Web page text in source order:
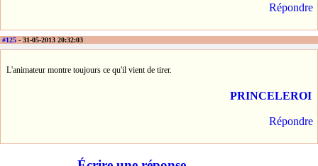
Répondre
#125 - 31-05-2013 20:32:03
L'animateur montre toujours ce qu'il vient de tirer.
PRINCELEROI
Répondre